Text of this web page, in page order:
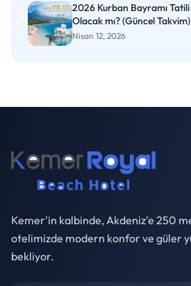
2026 Kurban Bayramı
Olacak mı? (Güncel Takvim)
Nisan 12, 2026
Kemer'in kalbinde, Akdeniz'e 250
otelimizde modern konfor ve güler
bekliyor.